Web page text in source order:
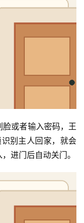
或者输入密码，王
别主人回家，就会
进门后自动关门。